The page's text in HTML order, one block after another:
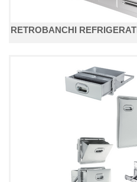
RETROBANCHI REFRIGERATI